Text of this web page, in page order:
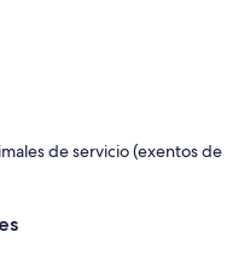
de servicio (exentos de